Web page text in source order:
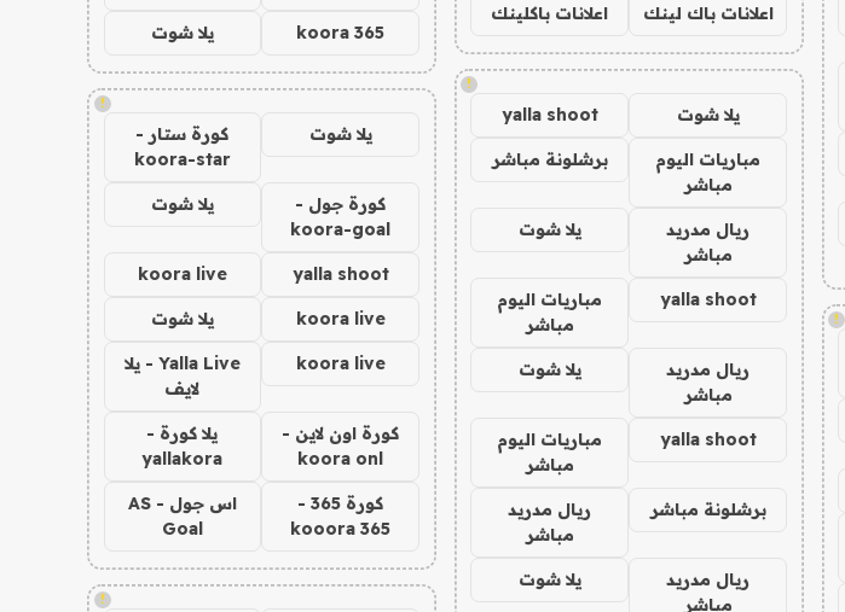
!
اعلانات باك لينك اعلانات باكلينك
!
يلا شوت yalla shoot
مباريات اليوم
مباشر
برشلونة مباشر
ريال مدريد
مباشر
يلا شوت
yalla shoot
مباريات اليوم
مباشر
ريال مدريد
مباشر
يلا شوت
yalla shoot
مباريات اليوم
مباشر
برشلونة مباشر
ريال مدريد
مباشر
ريال مدريد
مباشر
يلا شوت
koora 365 يلا شوت
!
يلا شوت
كورة ستار -
koora-star
كورة جول -
koora-goal
يلا شوت
yalla shoot
koora live
koora live يلا شوت
koora live
Yalla Live - يلا
لايف
كورة اون لاين -
koora onl
يلا كورة -
yallakora
كورة 365 -
kooora 365
اس جول - AS
Goal
!